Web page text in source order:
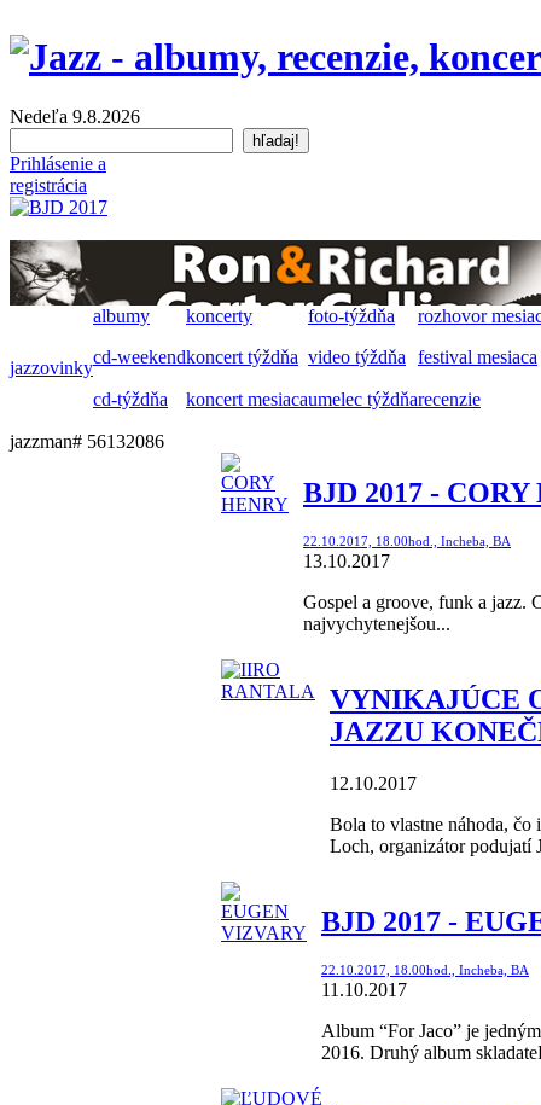
Nedeľa 9.8.2026
Prihlásenie a
registrácia
jazzovinky
albumy koncerty foto-týždňa
rozhovor
cd-weekendkoncert týždňa video týždňa festival mesiaca
cd-týždňa koncert mesiacaumelec týždňarecenzie
jazzman# 56132086
BJD 2017 -
22.10.2017, 18.00hod., Incheba, BA
13.10.2017
Gospel a groove, funk a jazz.
najvychytenejšou...
VYNIKAJÚCE
JAZZU
12.10.2017
Bola to vlastne náhoda,
Loch, organizátor podujatí
BJD 2017 -
22.10.2017, 18.00hod., Incheba, BA
11.10.2017
Album “For Jaco” je
2016. Druhý album